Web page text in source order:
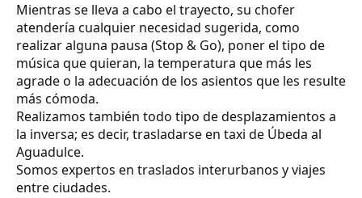
Mientras se lleva a cabo el trayecto, su chofer
atendería cualquier necesidad sugerida, como
realizar alguna pausa (Stop & Go), poner el tipo de
música que quieran, la temperatura que más les
agrade o la adecuación de los asientos que les resulte
más cómoda.
Realizamos también todo tipo de desplazamientos a
la inversa; es decir, trasladarse en taxi de Úbeda al
Aguadulce.
Somos expertos en traslados interurbanos y viajes
entre ciudades.